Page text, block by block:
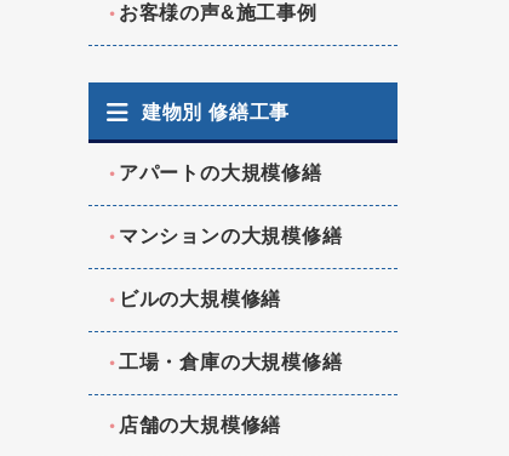
お客様の声&施工事例
建物別 修繕工事
アパートの大規模修繕
マンションの大規模修繕
ビルの大規模修繕
工場・倉庫の大規模修繕
店舗の大規模修繕